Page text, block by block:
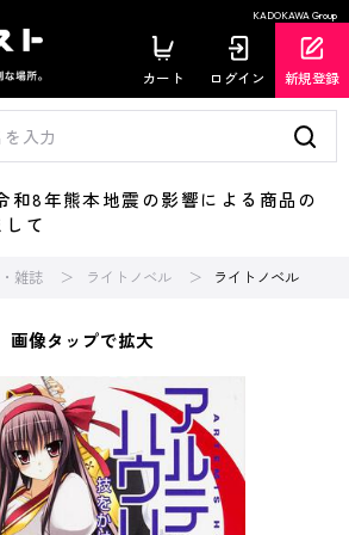
KADOKAWA Group
カート ログイン 新規登録
8年熊本地震の影響による商品の
て
雑誌 ライトノベル ライトノベル
画像タップで拡大